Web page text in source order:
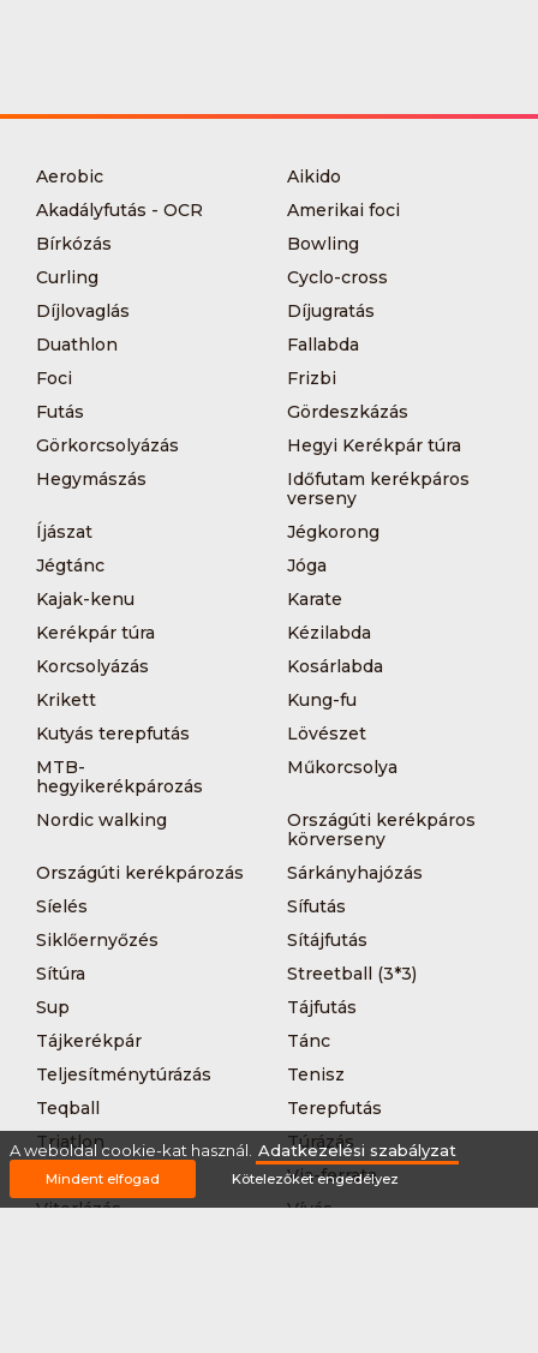
Aerobic
Aikido
Akadályfutás - OCR
Amerikai foci
Bírkózás
Bowling
Curling
Cyclo-cross
Díjlovaglás
Díjugratás
Duathlon
Fallabda
Foci
Frizbi
Futás
Gördeszkázás
Görkorcsolyázás
Hegyi Kerékpár túra
Hegymászás
Időfutam kerékpáros
verseny
Íjászat
Jégkorong
Jégtánc
Jóga
Kajak-kenu
Karate
Kerékpár túra
Kézilabda
Korcsolyázás
Kosárlabda
Krikett
Kung-fu
Kutyás terepfutás
Lövészet
MTB-
hegyikerékpározás
Műkorcsolya
Nordic walking
Országúti kerékpáros
körverseny
Országúti kerékpározás
Sárkányhajózás
Síelés
Sífutás
Siklőernyőzés
Sítájfutás
Sítúra
Streetball (3*3)
Sup
Tájfutás
Tájkerékpár
Tánc
Teljesítménytúrázás
Tenisz
Teqball
Terepfutás
Triatlon
Túrázás
Úszás
Via-ferrata
Vitorlázás
Vívás
A weboldal cookie-kat használ. Adatkezelési szabályzat
Mindent elfogad Kötelezőket engedélyez